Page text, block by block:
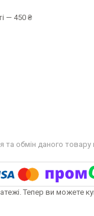
— 450 ₴
обмін даного товару
Тепер ви можете